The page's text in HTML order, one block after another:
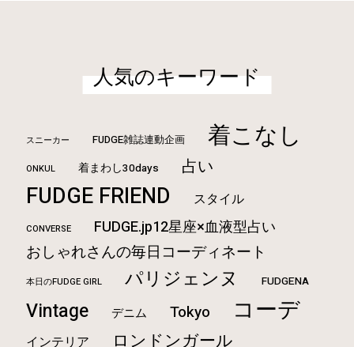
人気のキーワード
スニーカー FUDGE雑誌連動企画 着こなし
ONKUL 着まわし30days 占い
FUDGE FRIEND スタイル
CONVERSE FUDGE.jp12星座×血液型占い
おしゃれさんの毎日コーディネート
本日のFUDGE GIRL パリジェンヌ FUDGENA
Vintage デニム Tokyo コーデ
インテリア ロンドンガール